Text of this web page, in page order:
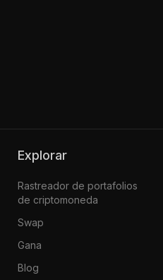
Explorar
Rastreador de portafolios
de criptomoneda
Swap
Gana
Blog